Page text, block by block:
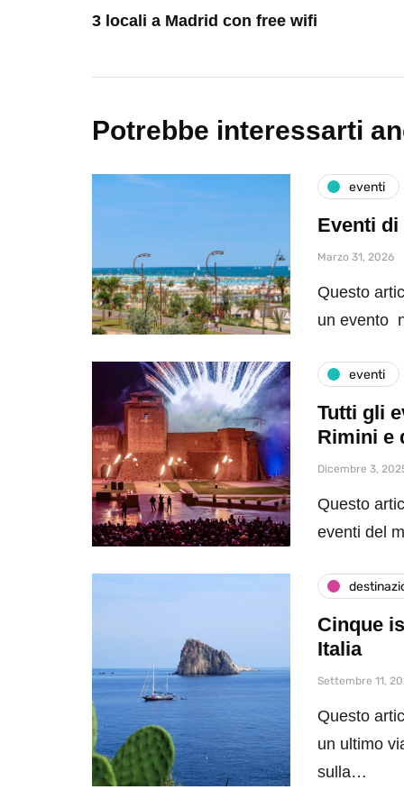
3 locali a Madrid con free wifi
Potrebbe interessarti
eventi
Eventi di
Marzo 31, 2026
Questo
un evento
eventi
Tutti gli
Rimini e
Dicembre 3,
Questo
eventi del
Cinque
Italia
Settembre 11,
Questo
un ultimo
sulla…